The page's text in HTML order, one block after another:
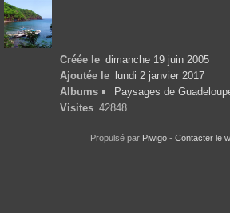
Créée le dimanche 19 juin 2005
Ajoutée le
lundi 2 janvier 2017
Albums
Paysages de
Visites 42848
Propulsé par Piwigo - Contacter le